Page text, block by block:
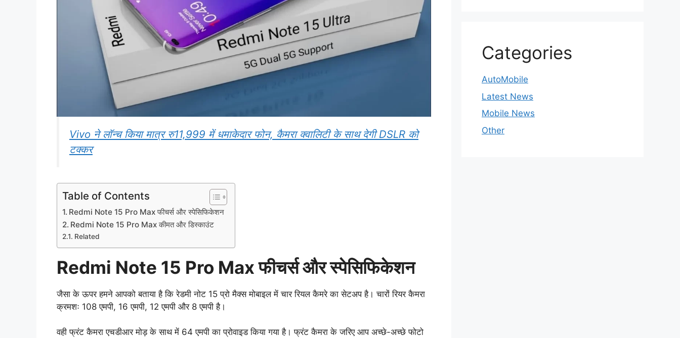
Vivo ने लॉन्च किया मात्र रु11,999 में धमाकेदार फोन, कैमरा क्वालिटी के साथ देगी DSLR को
टक्कर
Table of Contents
Redmi Note 15 Pro Max फीचर्स और स्पेसिफिकेशन
Redmi Note 15 Pro Max कीमत और डिस्काउंट
Related
Redmi Note 15 Pro Max फीचर्स और स्पेसिफिकेशन
जैसा के ऊपर हमने आपको बताया है कि रेडमी नोट 15 प्रो मैक्स मोबाइल में चार रियल कैमरे का सेटअप है। चारों रियर कैमरा
क्रमशः 108 एमपी, 16 एमपी, 12 एमपी और 8 एमपी है।
वही फ्रंट कैमरा एचडीआर मोड़ के साथ में 64 एमपी का प्रोवाइड किया गया है। फ्रंट कैमरा के जरिए आप अच्छे-अच्छे फोटो
Categories
AutoMobile
Latest News
Mobile News
Other